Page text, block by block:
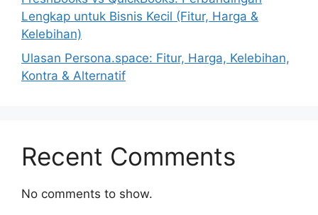
Lengkap untuk Bisnis Kecil (Fitur, Harga &
Kelebihan)
Ulasan Persona.space: Fitur, Harga, Kelebihan,
Kontra & Alternatif
Recent Comments
No comments to show.